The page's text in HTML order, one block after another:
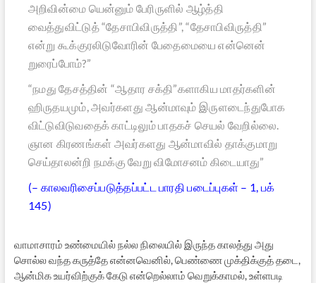
அறிவின்மை யென்னும் பேரிருளில் ஆழ்த்தி
வைத்துவிட்டுத்“தேசாபிவிருத்தி”, “தேசாபிவிருத்தி”
என்று கூக்குரலிடுவோரின் பேதைமையை என்னென்
றுரைப்போம்?”
“நமது தேசத்தின் “ஆதார சக்தி”களாகிய மாதர்களின்
ஹிருதயமும், அவர்களது ஆன்மாவும் இருளடைந்துபோக
விட்டுவிடுவதைக் காட்டிலும் பாதகச் செயல் வேறில்லை.
ஞான கிரணங்கள் அவர்களது ஆன்மாவில் தாக்குமாறு
செய்தாலன்றி நமக்கு வேறு விமோசனம் கிடையாது”
(– காலவரிசைப்படுத்தப்பட்ட பாரதி படைப்புகள் – 1, பக்
145)
வாமாசாரம் உண்மையில் நல்ல நிலையில் இருந்த காலத்து அது
சொல்ல வந்த கருத்தே என்னவெனில், பெண்ணை முக்திக்குத் தடை,
ஆன்மிக உயர்விற்குக் கேடு என்றெல்லாம் வெறுக்காமல், உள்ளபடி